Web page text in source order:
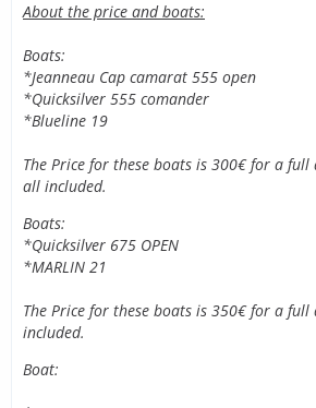
About the price and boats:
Boats:
*Jeanneau Cap camarat 555 open
*Quicksilver 555 comander
*Blueline 19
The Price for these boats is 300€ for a full
all included.
Boats:
*Quicksilver 675 OPEN
*MARLIN 21
The Price for these boats is 350€ for a
included.
Boat: